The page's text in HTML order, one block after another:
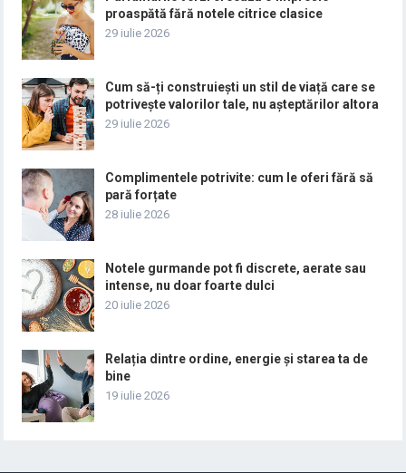
proaspătă fără notele citrice clasice
29 iulie 2026
Cum să-ți construiești un stil de viață care se
potrivește valorilor tale, nu așteptărilor altora
29 iulie 2026
Complimentele potrivite: cum le oferi fără să
pară forțate
28 iulie 2026
Notele gurmande pot fi discrete, aerate sau
intense, nu doar foarte dulci
20 iulie 2026
Relația dintre ordine, energie și starea ta de
bine
19 iulie 2026